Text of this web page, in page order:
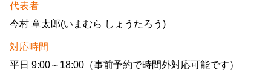
代表者
今村 章太郎(いまむら しょうたろう)
対応時間
平日 9:00～18:00（事前予約で時間外対応可能です）